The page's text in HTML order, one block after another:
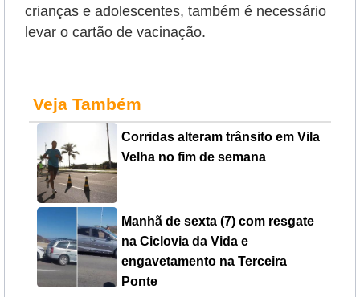
crianças e adolescentes, também é necessário
levar o cartão de vacinação.
Veja Também
Corridas alteram trânsito em Vila
Velha no fim de semana
Manhã de sexta (7) com resgate
na Ciclovia da Vida e
engavetamento na Terceira
Ponte